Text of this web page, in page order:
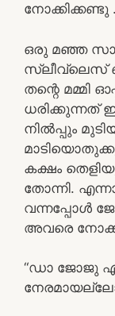
നോക്കിക്കണ്ടു .
ഒരു മഞ്ഞ
സ്ലീവ്‌ലെസ്
തന്റെ മമ്മി
ധരിക്കുന്നത്
നിൽപ്പും
കക്ഷം
തോന്നി.
വന്നപ്പോൾ
അവരെ
“ഡാ ജോജു